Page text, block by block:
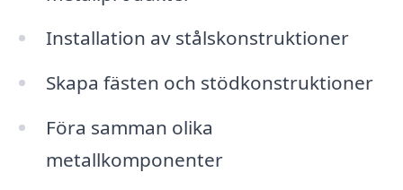
Installation av stålskonstruktioner
Skapa fästen och stödkonstruktioner
Föra samman olika
metallkomponenter